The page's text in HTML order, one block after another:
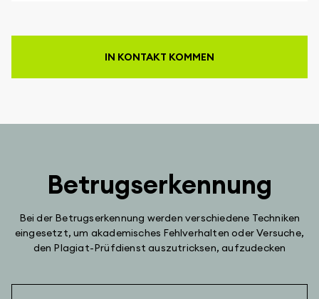
IN KONTAKT KOMMEN
Betrugserkennung
Bei der Betrugserkennung werden verschiedene Techniken
eingesetzt, um akademisches Fehlverhalten oder Versuche,
den Plagiat-Prüfdienst auszutricksen, aufzudecken